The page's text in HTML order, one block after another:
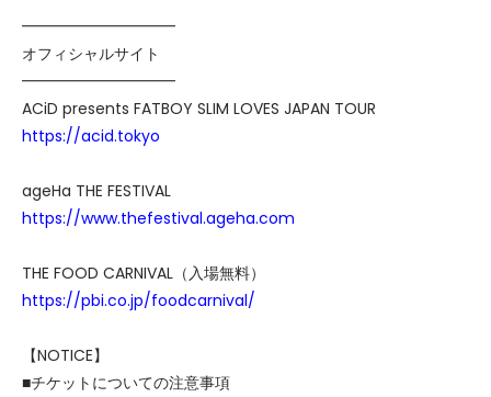
━━━━━━━━━━
オフィシャルサイト
━━━━━━━━━━
ACiD presents FATBOY SLIM LOVES JAPAN TOUR
https://acid.tokyo
ageHa THE FESTIVAL
https://www.thefestival.ageha.com
THE FOOD CARNIVAL（入場無料）
https://pbi.co.jp/foodcarnival/
【NOTICE】
■チケットについての注意事項